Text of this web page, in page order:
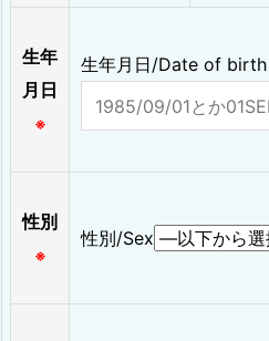
生年
月日
※
生年月日/Date of birth
性別
※
性別/Sex